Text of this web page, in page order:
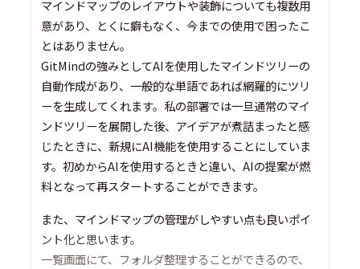
マインドマップのレイアウトや装飾についても複数用
意があり、とくに癖もなく、今までの使用で困ったこ
とはありません。
GitMindの強みとしてAIを使用したマインドツリーの
自動作成があり、一般的な単語であれば網羅的にツリ
ーを生成してくれます。私の部署では一旦通常のマイ
ンドツリーを展開した後、アイデアが煮詰まったと感
じたときに、新規にAI機能を使用することにしていま
す。初めからAIを使用するときと違い、AIの提案が燃
料となって再スタートすることができます。
また、マインドマップの管理がしやすい点も良いポイ
ント化と思います。
一覧画面にて、フォルダ整理することができるので、